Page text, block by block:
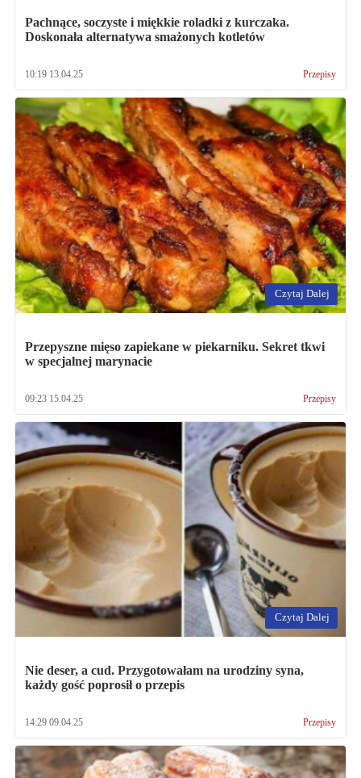
Pachnące, soczyste i miękkie roladki z kurczaka.
Doskonała alternatywa smażonych kotletów
10:19 13.04.25 Przepisy
Czytaj Dalej
Przepyszne mięso zapiekane w piekarniku. Sekret tkwi
w specjalnej marynacie
09:23 15.04.25 Przepisy
Czytaj Dalej
Nie deser, a cud. Przygotowałam na urodziny syna,
każdy gość poprosił o przepis
14:29 09.04.25 Przepisy